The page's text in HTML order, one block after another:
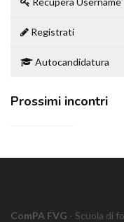
Registrati
Autocandidatura
Prossimi incontri
ComPA FVG - Scuola di